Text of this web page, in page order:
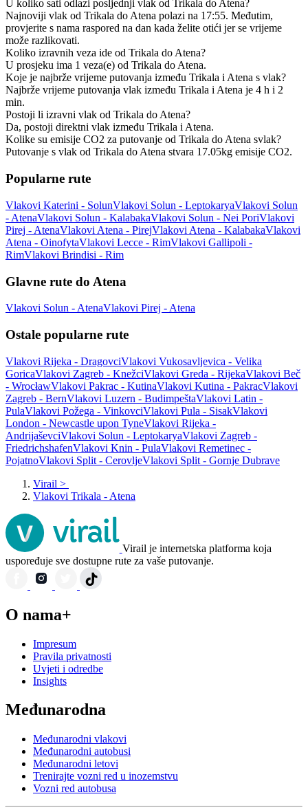
U koliko sati odlazi posljednji vlak od Trikala do Atena?
Najnoviji vlak od Trikala do Atena polazi na 17:55. Međutim,
provjerite s nama raspored na dan kada želite otići jer se vrijeme
može razlikovati.
Koliko izravnih veza ide od Trikala do Atena?
U prosjeku ima 1 veza(e) od Trikala do Atena.
Koje je najbrže vrijeme putovanja između Trikala i Atena s vlak?
Najbrže vrijeme putovanja vlak između Trikala i Atena je 4 h i 2
min.
Postoji li izravni vlak od Trikala do Atena?
Da, postoji direktni vlak između Trikala i Atena.
Kolike su emisije CO2 za putovanje od Trikala do Atena svlak?
Putovanje s vlak od Trikala do Atena stvara 17.05kg emisije CO2.
Popularne rute
Vlakovi Katerini - SolunVlakovi Solun - LeptokaryaVlakovi Solun
- AtenaVlakovi Solun - KalabakaVlakovi Solun - Nei PoriVlakovi
Pirej - AtenaVlakovi Atena - PirejVlakovi Atena - KalabakaVlakovi
Atena - OinofytaVlakovi Lecce - RimVlakovi Gallipoli -
RimVlakovi Brindisi - Rim
Glavne rute do Atena
Vlakovi Solun - AtenaVlakovi Pirej - Atena
Ostale popularne rute
Vlakovi Rijeka - DragovciVlakovi Vukosavljevica - Velika
GoricaVlakovi Zagreb - KnežciVlakovi Greda - RijekaVlakovi Beč
- WrocławVlakovi Pakrac - KutinaVlakovi Kutina - PakracVlakovi
Zagreb - BernVlakovi Luzern - BudimpeštaVlakovi Latin -
PulaVlakovi Požega - VinkovciVlakovi Pula - SisakVlakovi
London - Newcastle upon TyneVlakovi Rijeka -
AndrijaševciVlakovi Solun - LeptokaryaVlakovi Zagreb -
FriedrichshafenVlakovi Knin - PulaVlakovi Remetinec -
PojatnoVlakovi Split - CerovljeVlakovi Split - Gornje Dubrave
Virail >
Vlakovi Trikala - Atena
Virail je internetska platforma koja
uspoređuje sve dostupne rute za vaše putovanje.
O nama+
Impresum
Pravila privatnosti
Uvjeti i odredbe
Insights
Međunarodna
Međunarodni vlakovi
Međunarodni autobusi
Međunarodni letovi
Trenirajte vozni red u inozemstvu
Vozni red autobusa